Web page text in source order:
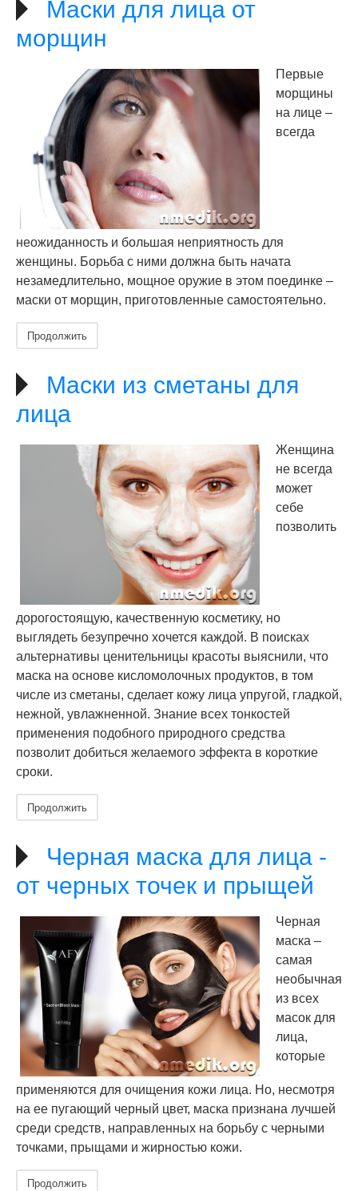
Маски для лица от
морщин
Первые
морщины
на лице –
всегда
неожиданность и большая неприятность для
женщины. Борьба с ними должна быть начата
незамедлительно, мощное оружие в этом поединке –
маски от морщин, приготовленные самостоятельно.
Продолжить
Маски из сметаны для
лица
Женщина
не всегда
может
себе
позволить
дорогостоящую, качественную косметику, но
выглядеть безупречно хочется каждой. В поисках
альтернативы ценительницы красоты выяснили, что
маска на основе кисломолочных продуктов, в том
числе из сметаны, сделает кожу лица упругой, гладкой,
нежной, увлажненной. Знание всех тонкостей
применения подобного природного средства
позволит добиться желаемого эффекта в короткие
сроки.
Продолжить
Черная маска для лица -
от черных точек и прыщей
Черная
маска –
самая
необычная
из всех
масок для
лица,
которые
применяются для очищения кожи лица. Но, несмотря
на ее пугающий черный цвет, маска признана лучшей
среди средств, направленных на борьбу с черными
точками, прыщами и жирностью кожи.
Продолжить